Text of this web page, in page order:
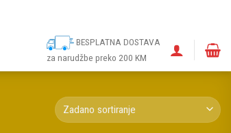
BESPLATNA DOSTAVA
za narudžbe preko 200 KM